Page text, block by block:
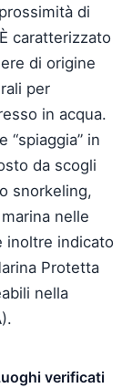
di
caratterizzato
di origine
per
in acqua.
“spiaggia” in
da scogli
snorkeling,
nelle
inoltre indicato
Protetta
nella
verificati